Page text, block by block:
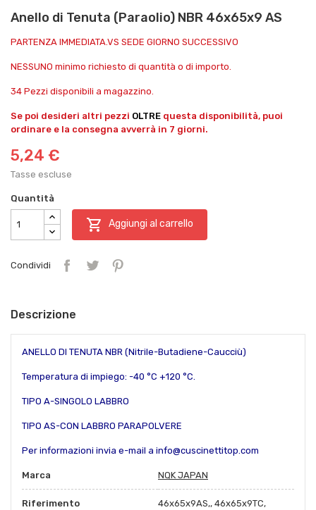
Anello di Tenuta (Paraolio) NBR 46x65x9 AS
PARTENZA IMMEDIATA.VS SEDE GIORNO SUCCESSIVO
NESSUNO minimo richiesto di quantità o di importo.
34 Pezzi disponibili a magazzino.
Se poi desideri altri pezzi OLTRE questa disponibilità, puoi
ordinare e la consegna avverrà in 7 giorni.
5,24 €
Tasse escluse
Quantità
 Aggiungi al carrello
Condividi
Descrizione
ANELLO DI TENUTA NBR (Nitrile-Butadiene-Caucciù)
Temperatura di impiego: -40 °C +120 °C.
TIPO A-SINGOLO LABBRO
TIPO AS-CON LABBRO PARAPOLVERE
Per informazioni invia e-mail a info@cuscinettitop.com
Marca NQK JAPAN
Riferimento
46x65x9AS,, 46x65x9TC,